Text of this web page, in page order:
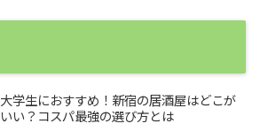
大学生におすすめ！新宿の居酒屋はどこが
いい？コスパ最強の選び方とは